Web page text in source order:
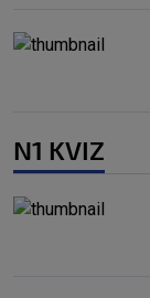
N1 KVIZ